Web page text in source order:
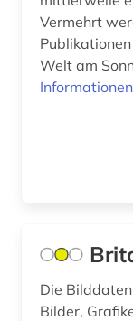
Polen (20)
Vermehrt
Welt am
Informationen
Die
Bilder,